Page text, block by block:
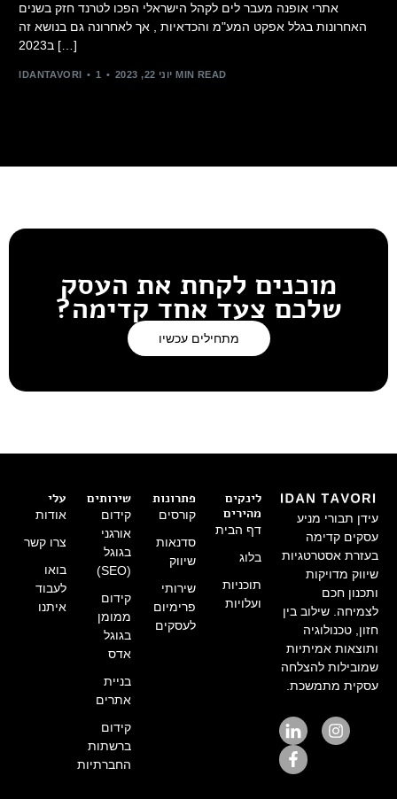
אתרי אופנה מעבר לים לקהל הישראלי הפכו לטרנד חזק בשנים
האחרונות בגלל אפקט המע"מ והכדאיות , אך לאחרונה גם בנושא זה
ב2023 […]
IDANTAVORI יוני 22, 2023 1 MIN READ
מוכנים לקחת את העסק
שלכם צעד אחד קדימה?
מתחילים עכשיו
עידן תבורי מניע
עסקים קדימה
בעזרת אסטרטגיות
שיווק מדויקות
ותכנון חכם
לצמיחה. שילוב בין
חזון, טכנולוגיה
ותוצאות אמיתיות
שמובילות להצלחה
עסקית מתמשכת.
לינקים
מהירים
דף הבית
בלוג
תוכניות
ועלויות
פתרונות
קורסים
סדנאות
שיווק
שירותי
פרימיום
לעסקים
שירותים
קידום
אורגני
בגוגל
(SEO)
קידום
ממומן
בגוגל
אדס
בניית
אתרים
קידום
ברשתות
החברתיות
עלי
אודות
צרו קשר
בואו
לעבוד
איתנו